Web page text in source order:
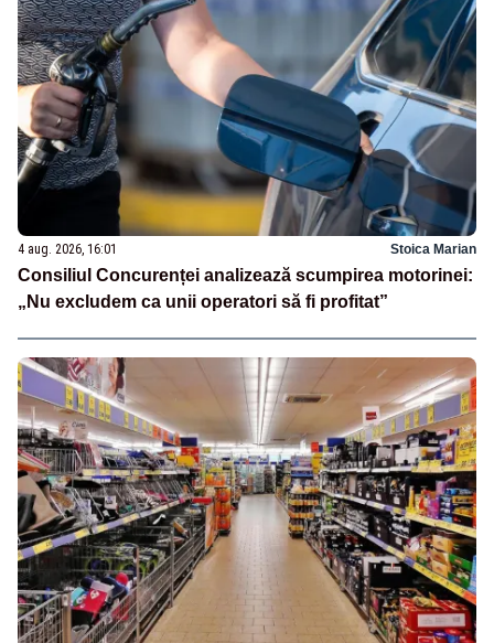
4 aug. 2026, 16:01 Stoica Marian
Consiliul Concurenței analizează scumpirea motorinei:
„Nu excludem ca unii operatori să fi profitat”